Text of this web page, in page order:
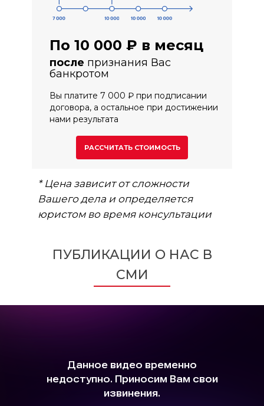
* Цена зависит от сложности
Вашего дела и определяется
юристом во время консультации
РАССЧИТАТЬ СТОИМОСТЬ
Вы платите 7 000 ₽ при подписании
договора, а остальное при достижении
нами результата
после признания Вас
банкротом
По 10 000 ₽ в месяц
ПУБЛИКАЦИИ О НАС В
СМИ